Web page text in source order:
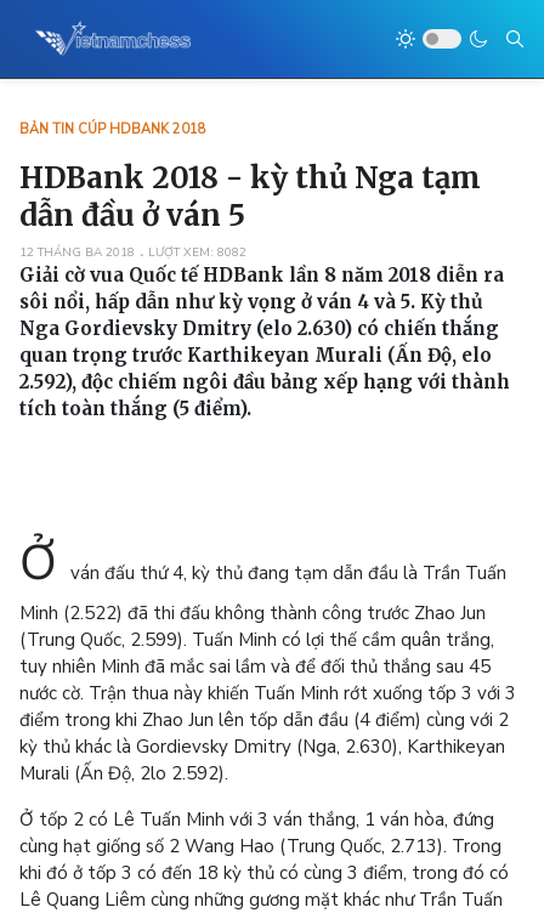
BẢN TIN CÚP HDBANK 2018
HDBank 2018 - kỳ thủ Nga tạm
dẫn đầu ở ván 5
12 THÁNG BA 2018 LƯỢT XEM: 8082
Giải cờ vua Quốc tế HDBank lần 8 năm 2018 diễn ra
sôi nổi, hấp dẫn như kỳ vọng ở ván 4 và 5. Kỳ thủ
Nga Gordievsky Dmitry (elo 2.630) có chiến thắng
quan trọng trước Karthikeyan Murali (Ấn Độ, elo
2.592), độc chiếm ngôi đầu bảng xếp hạng với thành
tích toàn thắng (5 điểm).
Ở
ván đấu thứ 4, kỳ thủ đang tạm dẫn đầu là Trần Tuấn
Minh (2.522) đã thi đấu không thành công trước Zhao Jun
(Trung Quốc, 2.599). Tuấn Minh có lợi thế cầm quân trắng,
tuy nhiên Minh đã mắc sai lầm và để đối thủ thắng sau 45
nước cờ. Trận thua này khiến Tuấn Minh rớt xuống tốp 3 với 3
điểm trong khi Zhao Jun lên tốp dẫn đầu (4 điểm) cùng với 2
kỳ thủ khác là Gordievsky Dmitry (Nga, 2.630), Karthikeyan
Murali (Ấn Độ, 2lo 2.592).
Ở tốp 2 có Lê Tuấn Minh với 3 ván thắng, 1 ván hòa, đứng
cùng hạt giống số 2 Wang Hao (Trung Quốc, 2.713). Trong
khi đó ở tốp 3 có đến 18 kỳ thủ có cùng 3 điểm, trong đó có
Lê Quang Liêm cùng những gương mặt khác như Trần Tuấn